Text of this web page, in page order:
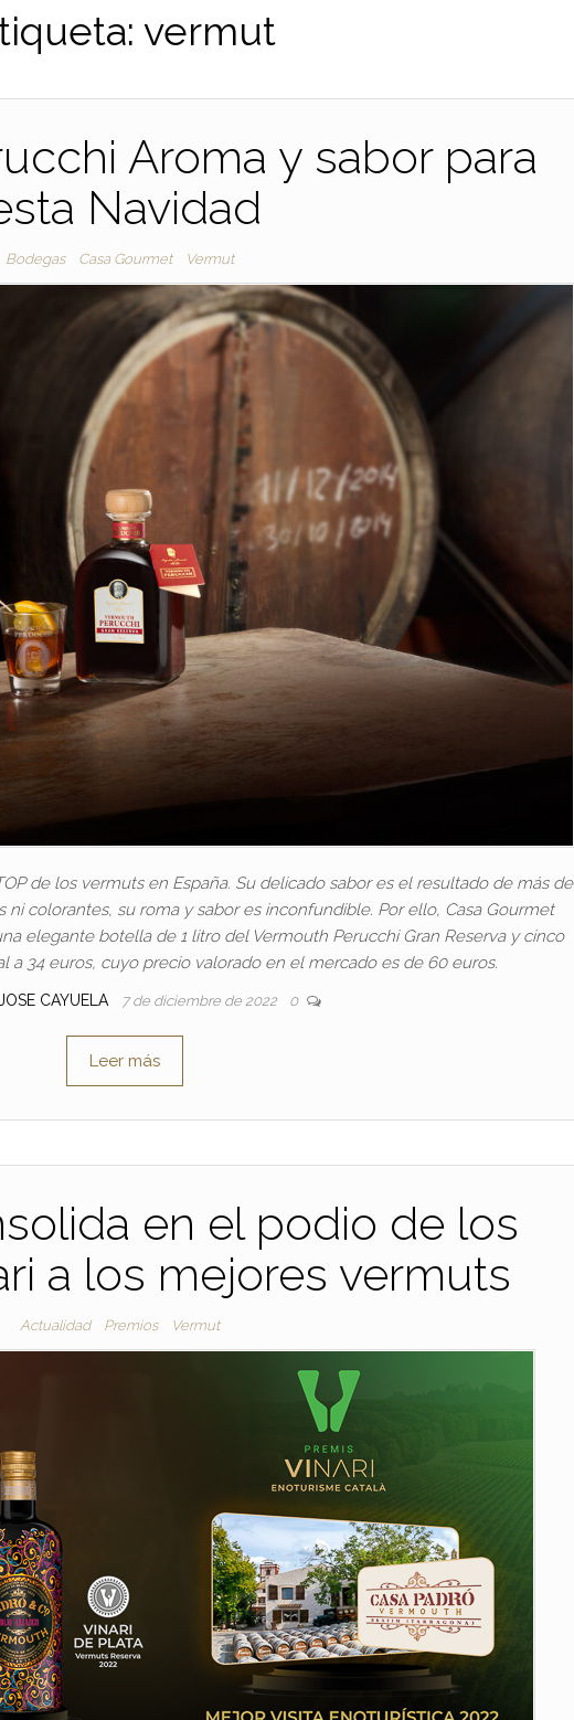
vermut
Aroma y sabor para
Navidad
Bodegas Casa Gourmet Vermut
de los vermuts en España. Su delicado sabor es el resultado de más de
ni colorantes, su roma y sabor es inconfundible. Por ello, Casa Gourmet
elegante botella de 1 litro del Vermouth Perucchi Gran Reserva y cinco
a 34 euros, cuyo precio valorado en el mercado es de 60 euros.
CAYUELA 7 de diciembre de 2022 0
Leer más
en el podio de los
a los mejores vermuts
Actualidad Premios Vermut